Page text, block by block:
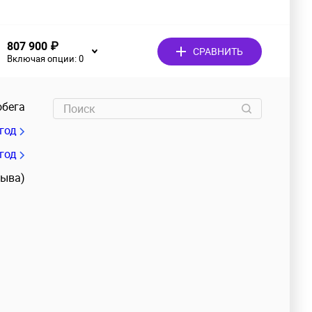
807 900 ₽
Включая опции:0
СРАВНИТЬ